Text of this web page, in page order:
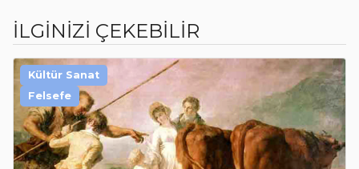
İLGİNİZİ ÇEKEBİLİR
Kültür Sanat
Felsefe